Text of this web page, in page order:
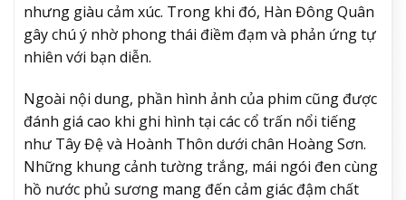
nhưng giàu cảm xúc. Trong khi đó, Hàn Đông Quân
gây chú ý nhờ phong thái điềm đạm và phản ứng tự
nhiên với bạn diễn.
Ngoài nội dung, phần hình ảnh của phim cũng được
đánh giá cao khi ghi hình tại các cổ trấn nổi tiếng
như Tây Đệ và Hoành Thôn dưới chân Hoàng Sơn.
Những khung cảnh tường trắng, mái ngói đen cùng
hồ nước phủ sương mang đến cảm giác đậm chất